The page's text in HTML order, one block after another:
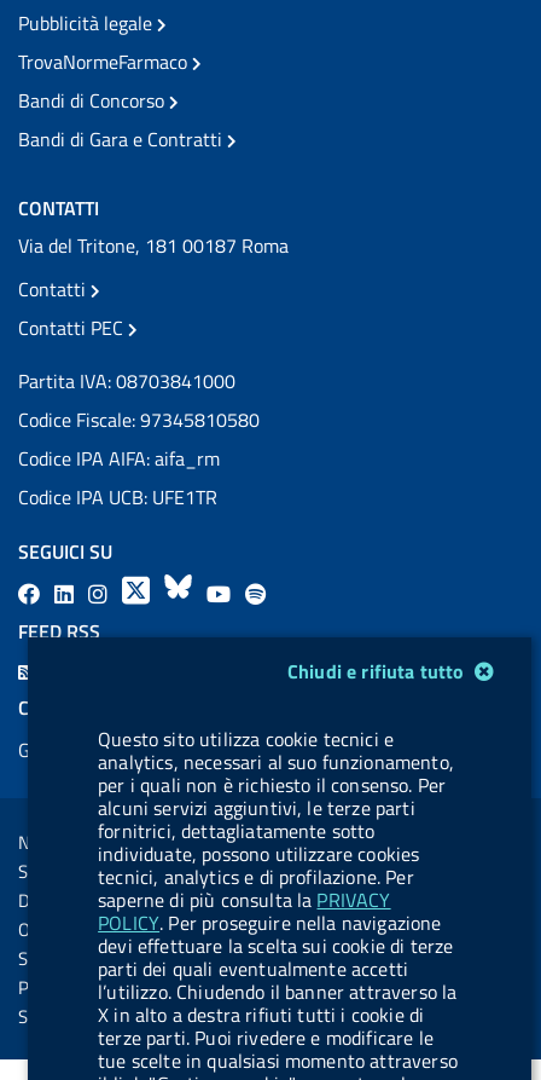
Chiudi e rifiuta tutto
Questo sito utilizza cookie tecnici e
analytics, necessari al suo funzionamento,
per i quali non è richiesto il consenso. Per
alcuni servizi aggiuntivi, le terze parti
fornitrici, dettagliatamente sotto
individuate, possono utilizzare cookies
tecnici, analytics e di profilazione. Per
saperne di più consulta la PRIVACY
POLICY. Per proseguire nella navigazione
devi effettuare la scelta sui cookie di terze
parti dei quali eventualmente accetti
l’utilizzo. Chiudendo il banner attraverso la
X in alto a destra rifiuti tutti i cookie di
terze parti. Puoi rivedere e modificare le
tue scelte in qualsiasi momento attraverso
Pubblicità legale
TrovaNormeFarmaco
Bandi di Concorso
Bandi di Gara e Contratti
CONTATTI
Via del Tritone, 181 00187 Roma
Contatti
Contatti PEC
Partita IVA: 08703841000
Codice Fiscale: 97345810580
Codice IPA AIFA: aifa_rm
Codice IPA UCB: UFE1TR
SEGUICI SU
F
a
L
i
.
b
u
t
t
o
n
.
i
n
X
B
k
y
Y
b
e
l
.
b
u
t
t
o
n
.
s
p
FEED RSS
COOKIES
Gestione cookie
Sezione Link Utili
Note legali
Social Media Policy
Dichiarazione di accessibilità
Obiettivi di accessibilità
Statistiche sito
Privacy
Servizi Online